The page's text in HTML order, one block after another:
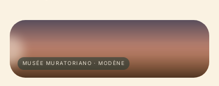
MUSÉE MURATORIANO · MODÈNE